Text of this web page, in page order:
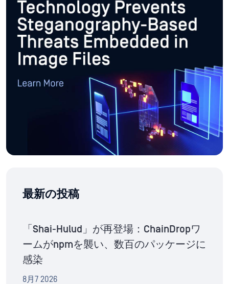
最新の投稿
「Shai-Hulud」が再登場：ChainDropワ
ームがnpmを襲い、数百のパッケージに
感染
8月7 2026